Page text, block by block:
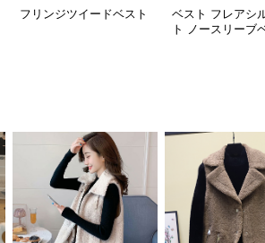
フリンジツイードベスト
ベスト フレアシ
ト ノースリーブ